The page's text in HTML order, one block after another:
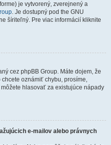
je vytvorený, zverejnený a
. Je dostupný pod the GNU
šíriteľný. Pre viac informácií kliknite
cez phpBB Group. Máte dojem, že
oznámiť chybu, prosíme,
môžete hlasovať za existujúce nápady
e-mailov alebo právnych